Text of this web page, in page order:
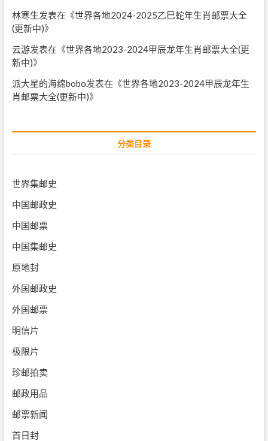
林寒生发表在《世界各地2024-2025乙巳蛇年生肖邮票大全
(更新中)》
云游发表在《世界各地2023-2024甲辰龙年生肖邮票大全(更
新中)》
派大星的海绵bobo发表在《世界各地2023-2024甲辰龙年生
肖邮票大全(更新中)》
分类目录
世界集邮史
中国邮政史
中国邮票
中国集邮史
原地封
外国邮政史
外国邮票
明信片
极限片
珍邮拍卖
邮政用品
邮票新闻
首日封